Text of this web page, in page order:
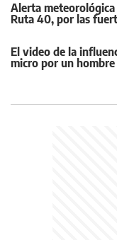
Alerta
Ruta 40, por las
El video de la
micro por un